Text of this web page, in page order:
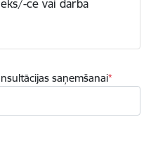
ce vai darba
saņemšanai